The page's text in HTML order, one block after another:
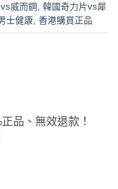
威而鋼
韓國奇力片vs犀
士健康 香港購買正品
品、無效退款！